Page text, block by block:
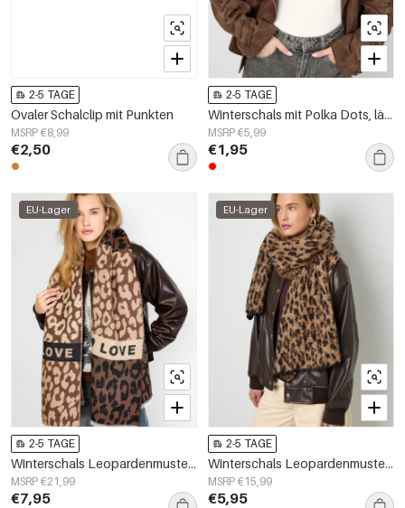
2-5 TAGE
Ovaler Schalclip mit Punkten
MSRP €8,99
€2,50
2-5 TAGE
Winterschals mit Polka Dots, lässiges Polyester, Alltagsaccessoires
MSRP €5,99
€1,95
EU-Lager
2-5 TAGE
Winterschals Leopardenmuster Lässig Acryl Tägliche Accessoires
MSRP €21,99
€7,95
EU-Lager
2-5 TAGE
Winterschals Leopardenmuster Lässig Polyester Tägliche Accessoires
MSRP €15,99
€5,95